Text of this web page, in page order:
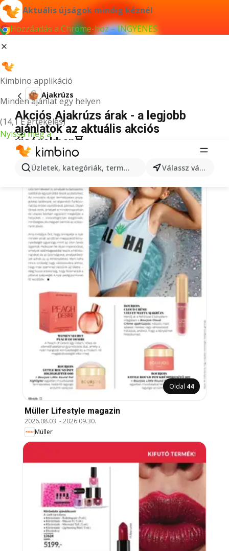
Aktuális újságok mindig kéznél
Hozzáadás a Chrome-hoz – INGYENES
Kimbino applikáció
Minden ajánlat egy helyen
(14,1 E értékelés)
Nyissa meg a
Üzletek, kategóriák, termékek keresése... Válassz várost
Ajakrúzs
Akciós Ajakrúzs árak - a legjobb
ajánlatok az aktuális akciós
újságokban⏳
Oldal 44
Müller Lifestyle magazin
2026.08.03. -2026.09.30.
Müller